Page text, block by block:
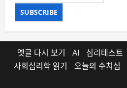
SUBSCRIBE
옛글 다시 보기 AI 심리테스트
사회심리학 읽기
오늘의 수치심